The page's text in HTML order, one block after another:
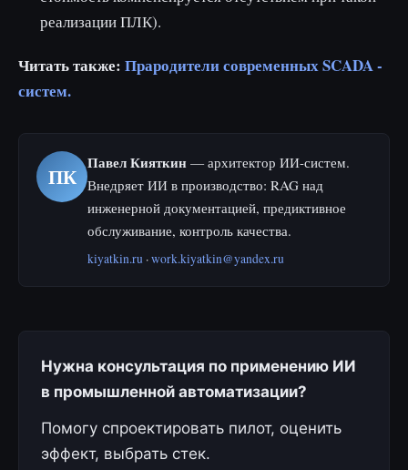
реализации ПЛК).
Читать также: Прародители современных SCADA -
систем.
ПК
Павел Кияткин — архитектор ИИ-систем.
Внедряет ИИ в производство: RAG над
инженерной документацией, предиктивное
обслуживание, контроль качества.
kiyatkin.ru ·work.kiyatkin@yandex.ru
Нужна консультация по применению ИИ
в промышленной автоматизации?
Помогу спроектировать пилот, оценить
эффект, выбрать стек.